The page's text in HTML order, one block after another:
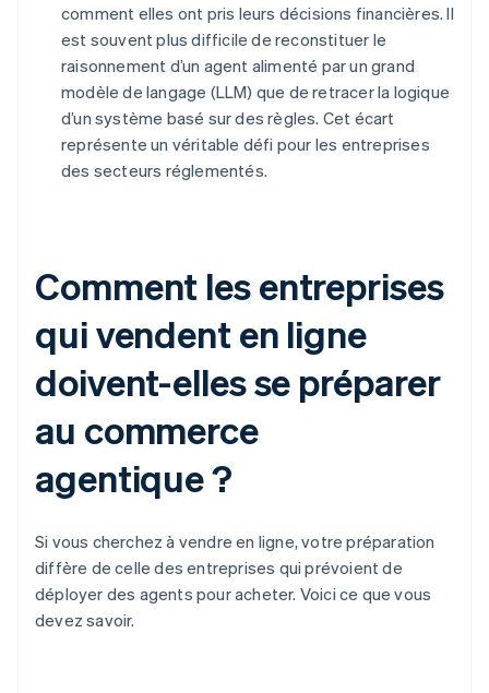
comment elles ont pris leurs décisions financières. Il
est souvent plus difficile de reconstituer le
raisonnement d’un agent alimenté par un grand
modèle de langage (LLM) que de retracer la logique
d’un système basé sur des règles. Cet écart
représente un véritable défi pour les entreprises
des secteurs réglementés.
Comment les entreprises
qui vendent en ligne
doivent-elles se préparer
au commerce
agentique ?
Si vous cherchez à vendre en ligne, votre préparation
diffère de celle des entreprises qui prévoient de
déployer des agents pour acheter. Voici ce que vous
devez savoir.